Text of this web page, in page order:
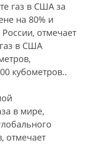
газ в США за
на 80% и
отмечает
в США
кубометров..
в мире,
отмечает